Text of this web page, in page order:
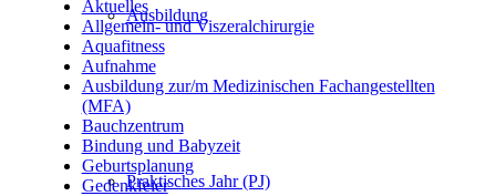
Ausbildung
Praktisches Jahr (PJ)
Aktuelles
Allgemein- und Viszeralchirurgie
Aquafitness
Aufnahme
Ausbildung zur/m Medizinischen Fachangestellten
(MFA)
Bauchzentrum
Bindung und Babyzeit
Geburtsplanung
Gedenkfeier